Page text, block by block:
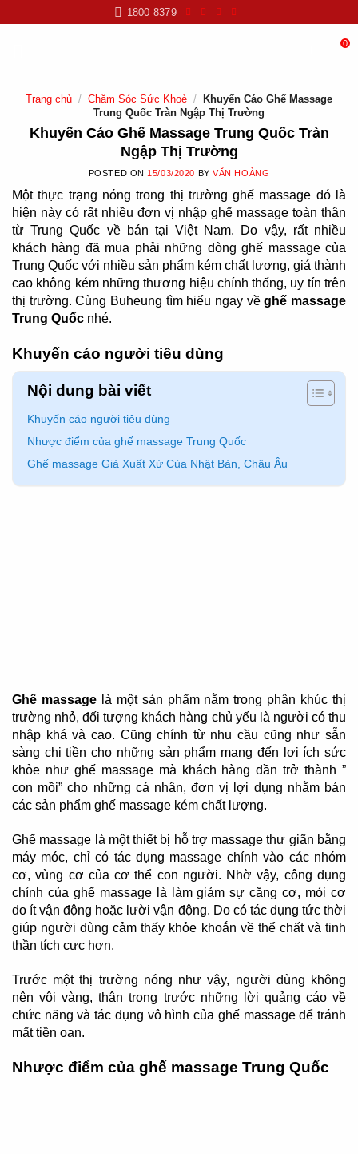
to
1800 8379
0
Trang chủ / Chăm Sóc Sức Khoẻ /
Khuyến Cáo Ghế Massage
Trung Quốc Tràn Ngập Thị Trường
Khuyến Cáo Ghế Massage Trung Quốc Tràn
Ngập Thị Trường
POSTED ON 15/03/2020 BYVĂN HOÀNG
Một thực trạng nóng trong thị trường ghế massage đó là
hiện này có rất nhiều đơn vị nhập ghế massage toàn thân
từ Trung Quốc về bán tại Việt Nam. Do vậy, rất nhiều
khách hàng đã mua phải những dòng ghế massage của
Trung Quốc với nhiều sản phẩm kém chất lượng, giá thành
cao không kém những thương hiệu chính thống, uy tín trên
thị trường. Cùng Buheung tìm hiểu ngay vềghế massage
Trung Quốc nhé.
Khuyến cáo người tiêu dùng
Nội dung bài viết
Khuyến cáo người tiêu dùng
Nhược điểm của ghế massage Trung Quốc
Ghế massage Giả Xuất Xứ Của Nhật Bản, Châu Âu
Ghế massagelà một sản phẩm nằm trong phân khúc thị
trường nhỏ, đối tượng khách hàng chủ yếu là người có thu
nhập khá và cao. Cũng chính từ nhu cầu cũng như sẵn
sàng chi tiền cho những sản phẩm mang đến lợi ích sức
khỏe như ghế massage mà khách hàng dần trở thành ”
con mồi” cho những cá nhân, đơn vị lợi dụng nhằm bán
các sản phẩm ghế massage kém chất lượng.
Ghế massage là một thiết bị hỗ trợ massage thư giãn bằng
máy móc, chỉ có tác dụng massage chính vào các nhóm
cơ, vùng cơ của cơ thể con người. Nhờ vậy, công dụng
chính của ghế massage là làm giảm sự căng cơ, mỏi cơ
do ít vận động hoặc lười vận động. Do có tác dụng tức thời
giúp người dùng cảm thấy khỏe khoắn về thể chất và tinh
thần tích cực hơn.
Trước một thị trường nóng như vậy, người dùng không
nên vội vàng, thận trọng trước những lời quảng cáo về
chức năng và tác dụng vô hình của ghế massage để tránh
mất tiền oan.
Nhược điểm của ghế massage Trung Quốc